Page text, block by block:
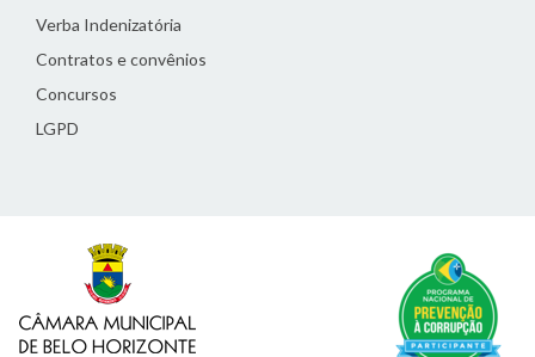
Verba Indenizatória
Contratos e convênios
Concursos
LGPD